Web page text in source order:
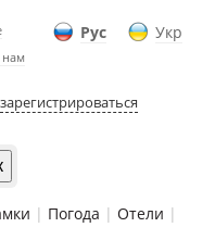
Рус Укр
нам
зарегистрироваться
| Погода | Отели |